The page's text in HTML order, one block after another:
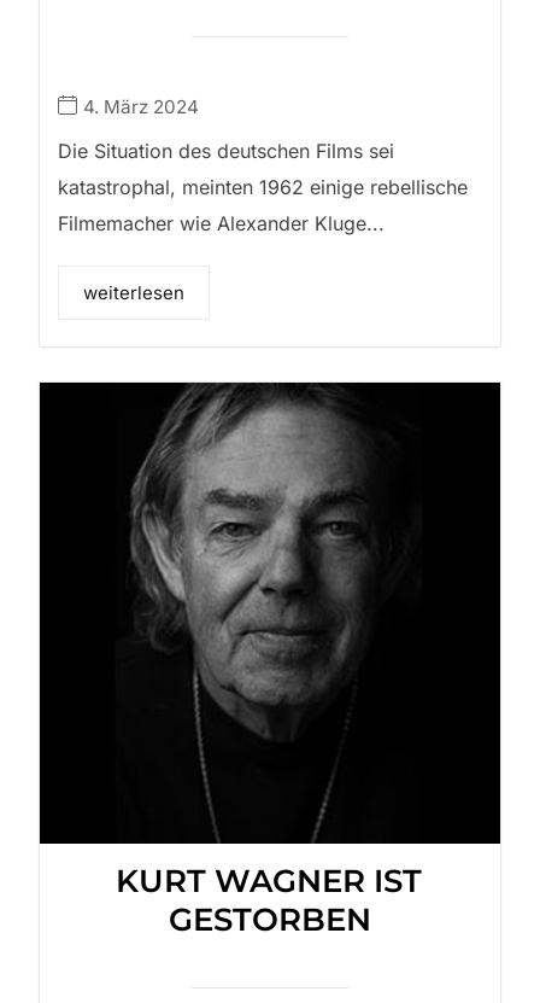
4. März 2024
Die Situation des deutschen Films sei
katastrophal, meinten 1962 einige rebellische
Filmemacher wie Alexander Kluge...
weiterlesen
KURT WAGNER IST
GESTORBEN